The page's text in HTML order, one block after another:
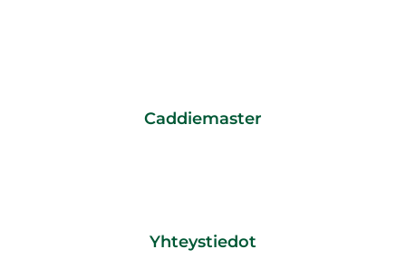
Caddiemaster
Yhteystiedot